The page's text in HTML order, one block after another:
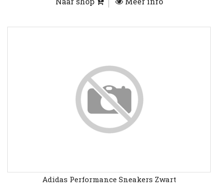
Adidas Performance Sneakers Zwart